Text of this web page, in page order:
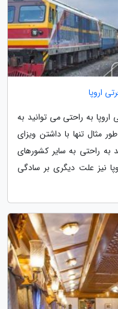
اروپا
اروپا به راحتی می توانید به
مثال تنها با داشتن ویزای
به راحتی به سایر کشورهای
نیز علت دیگری بر سادگی